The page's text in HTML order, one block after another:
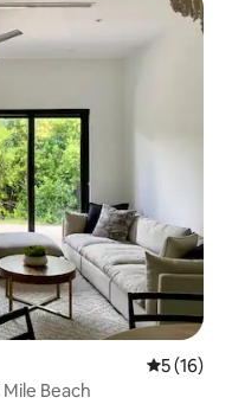
5 av 5 i
5 (16)
Beach